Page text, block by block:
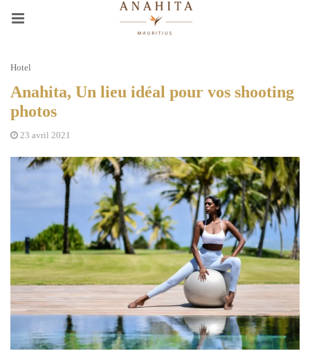
Hotel
Anahita, Un lieu idéal pour vos shooting
photos
23 avril 2021